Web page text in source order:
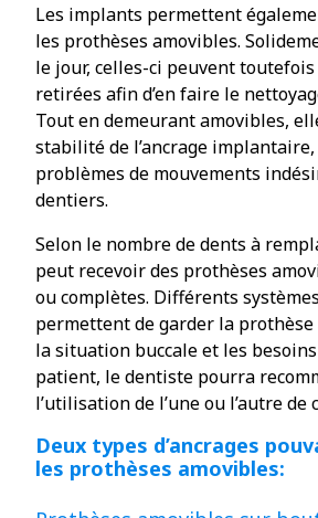
Les implants permettent
les prothèses amovibles.
le jour, celles-ci peuvent
retirées afin d’en faire le
Tout en demeurant amovibles,
stabilité de l’ancrage
problèmes de mouvements
dentiers.
Selon le nombre de dents à
peut recevoir des prothèses
ou complètes. Différents systèmes
permettent de garder la prothèse
la situation buccale et les
patient, le dentiste pourra
l’utilisation de l’une ou l’autre de
Deux types d’ancrages
les prothèses amovibles: